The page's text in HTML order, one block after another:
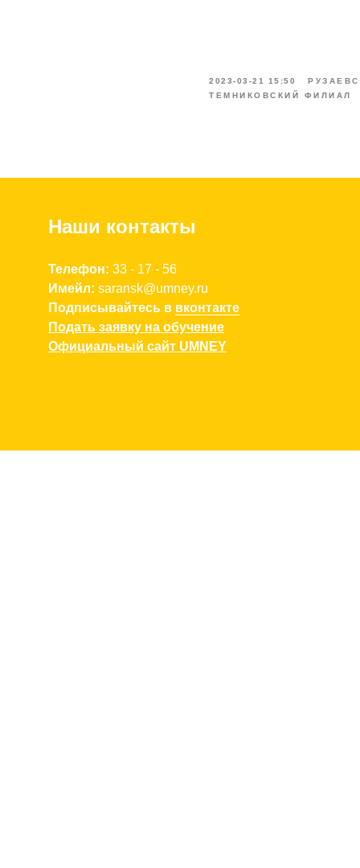
2023-03-21 15:50
ТЕМНИКОВСКИЙ ФИЛИАЛ
Наши контакты
Телефон: 33 - 17 - 56
Имейл: saransk@umney.ru
Подписывайтесь в вконтакте
Подать заявку на обучение
Официальный сайт UMNEY